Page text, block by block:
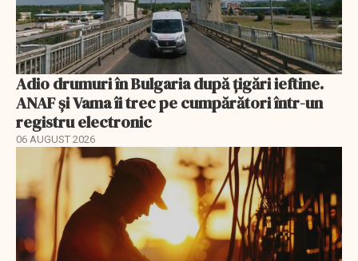
Adio drumuri în Bulgaria după țigări ieftine.
ANAF și Vama îi trec pe cumpărători într-un
registru electronic
06 AUGUST 2026